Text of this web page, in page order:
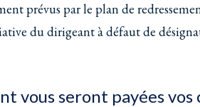
prévus par le plan de
du dirigeant à défaut de
vous seront payées vos